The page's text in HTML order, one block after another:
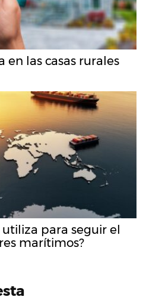
en las casas rurales
para seguir el
marítimos?